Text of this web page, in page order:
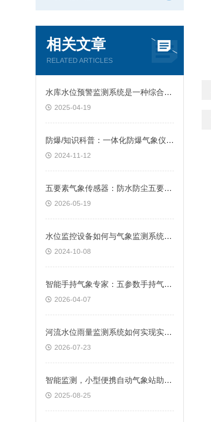
相关文章
RELATED ARTICLES
水库水位预警监测系统是一种综合性系统
2025-04-19
防爆/知识科普：一体化防爆气象仪网络安全防范措施
2024-11-12
五要素气象传感器：防水防尘五要素传感器 户外长期稳定作业
2026-05-19
水位监控设备如何与气象监测系统结合？@2024顺+风+包+邮
2024-10-08
智能手持气象专家：五参数手持气象站，一键操作快速出数
2026-04-07
河流水位雨量监测系统如何实现实时监测
2026-07-23
智能监测，小型便携自动气象站助力防灾减灾
2025-08-25